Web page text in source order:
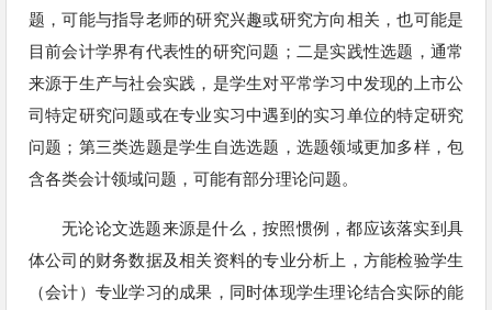
题，可能与指导老师的研究兴趣或研究方向相关，也可能是
目前会计学界有代表性的研究问题；二是实践性选题，通常
来源于生产与社会实践，是学生对平常学习中发现的上市公
司特定研究问题或在专业实习中遇到的实习单位的特定研究
问题；第三类选题是学生自选选题，选题领域更加多样，包
含各类会计领域问题，可能有部分理论问题。
无论论文选题来源是什么，按照惯例，都应该落实到具
体公司的财务数据及相关资料的专业分析上，方能检验学生
（会计）专业学习的成果，同时体现学生理论结合实际的能